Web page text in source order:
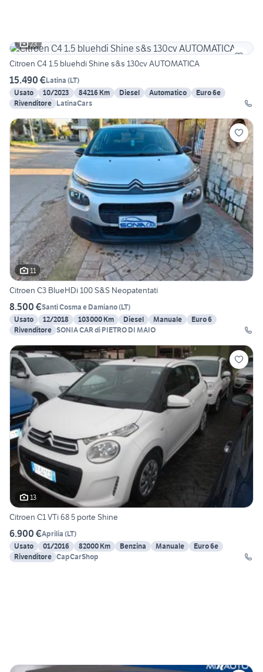
23
Citroen C4 1.5 bluehdi Shine s&s 130cv AUTOMATICA
15.490 €Latina (LT)
Usato
10/2023 84216 Km Diesel Automatico
Euro 6e
Rivenditore LatinaCars
11
Citroen C3 BlueHDi 100 S&S Neopatentati
8.500 €Santi Cosma e Damiano(LT)
Usato
12/2018 103000 Km Diesel Manuale
Euro 6
Rivenditore SONIA CAR di PIETRO DI MAIO
13
Citroen C1 VTi 68 5 porte Shine
6.900 €Aprilia (LT)
Usato
01/2016 82000 Km Benzina Manuale
Euro 6e
Rivenditore CapCarShop